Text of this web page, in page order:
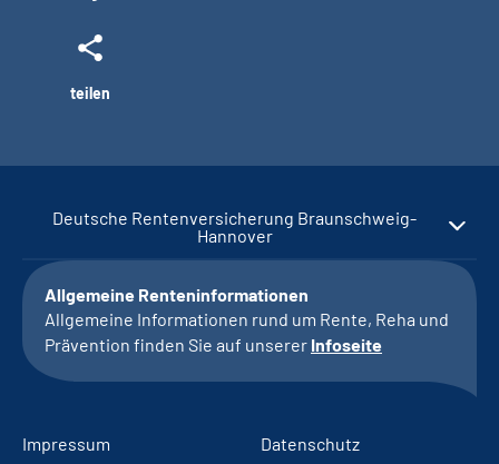
teilen
Deutsche Rentenversicherung Braunschweig-
Hannover
Allgemeine Renteninformationen
Allgemeine Informationen rund um Rente, Reha und
Prävention finden Sie auf unserer Infoseite
Impressum Datenschutz